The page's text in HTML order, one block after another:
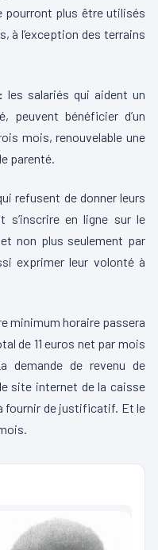
pourront plus être utilisés
à l’exception des terrains
les salariés qui aident un
peuvent bénéficier d’un
mois, renouvelable une
parenté.
refusent de donner leurs
s’inscrire en ligne sur le
non plus seulement par
exprimer leur volonté à
minimum horaire passera
de 11 euros net par mois
demande de revenu de
site internet de la caisse
fournir de justificatif. Et le